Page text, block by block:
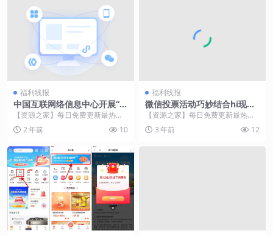
福利线报
中国互联网络信息中心开展“.C
N”域名推广活动，为期三天
【资源之家】每日免费更新最热门
的副业项目资源 11月8日，中国互
联网络信息中心（...
2 年前 10
福利线报
微信投票活动巧妙结合hi现场
互动平台，让活动现场办的有
【资源之家】每日免费更新最热门
的副业项目资源 微信评选投票活动
由于低门槛，高浏览...
3 年前 12